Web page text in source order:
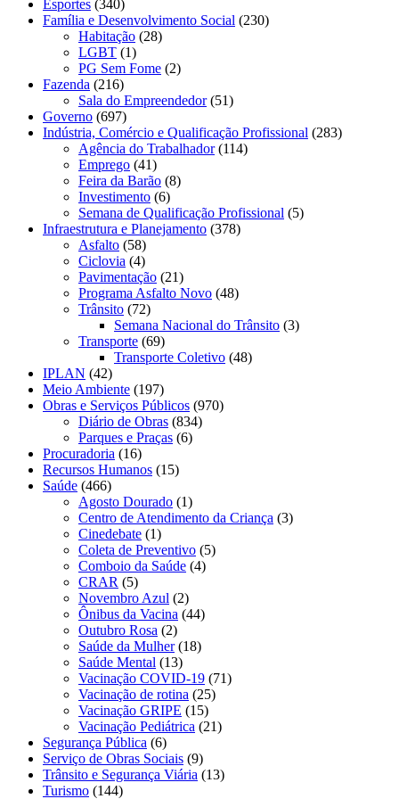
Esportes (340)
Família e Desenvolvimento Social (230)
Habitação (28)
LGBT (1)
PG Sem Fome (2)
Fazenda (216)
Sala do Empreendedor(51)
Governo (697)
Indústria, Comércio e Qualificação Profissional (283)
Agência do Trabalhador(114)
Emprego (41)
Feira da Barão (8)
Investimento (6)
Semana de Qualificação Profissional (5)
Infraestrutura e Planejamento (378)
Asfalto (58)
Ciclovia (4)
Pavimentação (21)
Programa Asfalto Novo (48)
Trânsito (72)
Semana Nacional do Trânsito (3)
Transporte (69)
Transporte Coletivo (48)
IPLAN (42)
Meio Ambiente (197)
Obras e Serviços Públicos (970)
Diário de Obras (834)
Parques e Praças (6)
Procuradoria (16)
Recursos Humanos (15)
Saúde (466)
Agosto Dourado (1)
Centro de Atendimento da Criança (3)
Cinedebate (1)
Coleta de Preventivo (5)
Comboio da Saúde (4)
CRAR (5)
Novembro Azul (2)
Ônibus da Vacina (44)
Outubro Rosa (2)
Saúde da Mulher(18)
Saúde Mental (13)
Vacinação COVID-19 (71)
Vacinação de rotina (25)
Vacinação GRIPE (15)
Vacinação Pediátrica (21)
Segurança Pública (6)
Serviço de Obras Sociais (9)
Trânsito e Segurança Viária (13)
Turismo (144)